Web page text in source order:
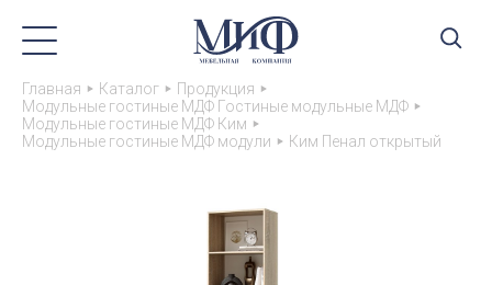
Главная Каталог
Продукция
Модульные гостиные МДФ Гостиные модульные МДФ
Модульные гостиные МДФ Ким
Модульные гостиные МДФ модули
Ким Пенал открытый